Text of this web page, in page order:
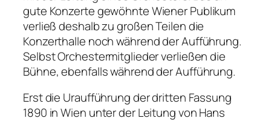
gute Konzerte gewöhnte Wiener Publikum
verließ deshalb zu großen Teilen die
Konzerthalle noch während der Aufführung.
Selbst Orchestermitglieder verließen die
Bühne, ebenfalls während der Aufführung.
Erst die Uraufführung der dritten Fassung
1890 in Wien unter der Leitung von Hans